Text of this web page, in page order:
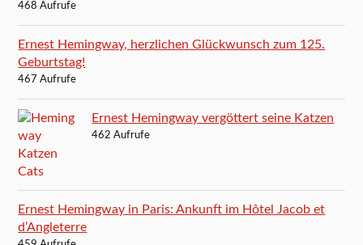
468 Aufrufe
Ernest Hemingway, herzlichen Glückwunsch zum 125.
Geburtstag!
467 Aufrufe
Ernest Hemingway vergöttert seine Katzen
462 Aufrufe
Ernest Hemingway in Paris: Ankunft im Hôtel Jacob et
d’Angleterre